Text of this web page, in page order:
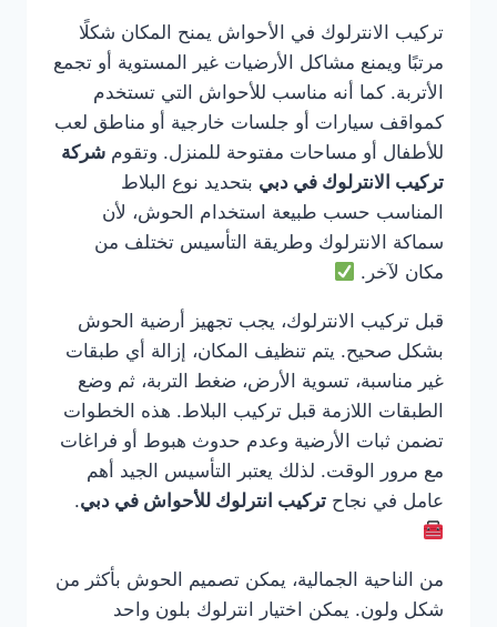
تركيب الانترلوك في الأحواش يمنح المكان شكلًا
مرتبًا ويمنع مشاكل الأرضيات غير المستوية أو تجمع
الأتربة. كما أنه مناسب للأحواش التي تستخدم
كمواقف سيارات أو جلسات خارجية أو مناطق لعب
للأطفال أو مساحات مفتوحة للمنزل. وتقوم شركة
تركيب الانترلوك في دبي بتحديد نوع البلاط
المناسب حسب طبيعة استخدام الحوش، لأن
سماكة الانترلوك وطريقة التأسيس تختلف من
مكان لآخر.
قبل تركيب الانترلوك، يجب تجهيز أرضية الحوش
بشكل صحيح. يتم تنظيف المكان، إزالة أي طبقات
غير مناسبة، تسوية الأرض، ضغط التربة، ثم وضع
الطبقات اللازمة قبل تركيب البلاط. هذه الخطوات
تضمن ثبات الأرضية وعدم حدوث هبوط أو فراغات
مع مرور الوقت. لذلك يعتبر التأسيس الجيد أهم
عامل في نجاح تركيب انترلوك للأحواش في دبي.
من الناحية الجمالية، يمكن تصميم الحوش بأكثر من
شكل ولون. يمكن اختيار انترلوك بلون واحد